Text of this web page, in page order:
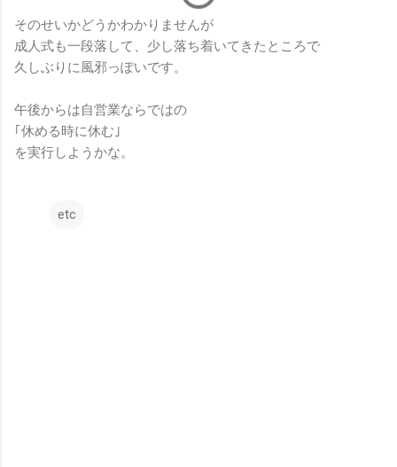
そのせいかどうかわかりませんが
成人式も一段落して、少し落ち着いてきたところで
久しぶりに風邪っぽいです。
午後からは自営業ならではの
｢休める時に休む｣
を実行しようかな。
etc